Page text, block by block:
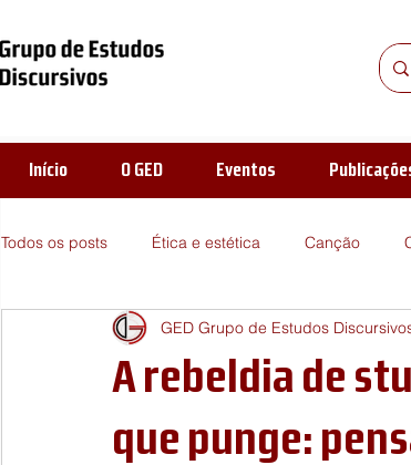
Início O GED Eventos
Todos os posts Ética e estética Canção
Enunciado-Enunciação Estética
A rebeldia de
que punge:
GED Grupo de Estudos